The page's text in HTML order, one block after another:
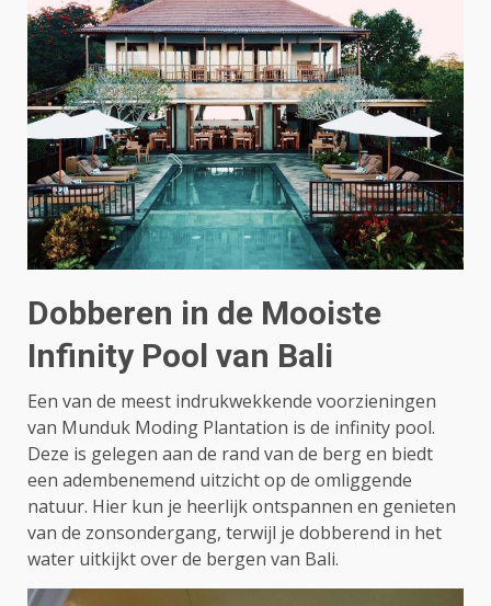
Dobberen in de Mooiste
Infinity Pool van Bali
Een van de meest indrukwekkende voorzieningen
van Munduk Moding Plantation is de infinity pool.
Deze is gelegen aan de rand van de berg en biedt
een adembenemend uitzicht op de omliggende
natuur. Hier kun je heerlijk ontspannen en genieten
van de zonsondergang, terwijl je dobberend in het
water uitkijkt over de bergen van Bali.